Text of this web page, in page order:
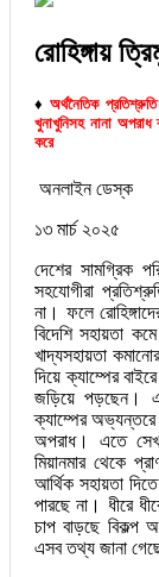
রোহিঙ্গায়
♦অর্থনৈতিক
খুনাখুনিসহ নানা
করে
অনলাইন ডেস্ক
১৩ মার্চ ২০২৫
দেশের সামগ্রিক
সহযোগীরা
না। ফলে
বিদেশি সহায়তা
খাদ্যসহায়তা
দিয়ে ক্যাম্পের
জড়িয়ে পড়ছেন।
ক্যাম্পের অভ্যন্তরে
অপরাধ। এতে
মিয়ানমার থেকে
আর্থিক সহায়তা
পারছে না। ধীরে
চাপ বাড়ছে বিকল্প
এসব তথ্য জানা